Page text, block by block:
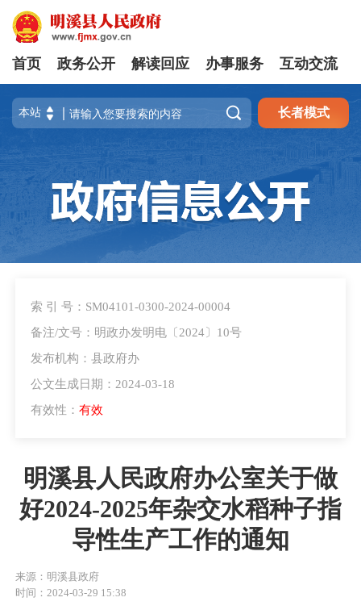
首页 政务公开 解读回应 办事服务 互动交流
 长者模式
索 引 号：SM04101-0300-2024-00004
备注/文号：明政办发明电〔2024〕10号
发布机构：县政府办
公文生成日期：2024-03-18
有效性： 有效
明溪县人民政府办公室关于做
好2024-2025年杂交水稻种子指
导性生产工作的通知
来源：明溪县政府
时间：2024-03-29 15:38